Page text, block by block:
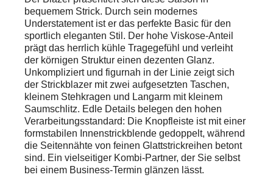
bequemem Strick. Durch sein modernes
Understatement ist er das perfekte Basic für den
sportlich eleganten Stil. Der hohe Viskose-Anteil
prägt das herrlich kühle Tragegefühl und verleiht
der körnigen Struktur einen dezenten Glanz.
Unkompliziert und figurnah in der Linie zeigt sich
der Strickblazer mit zwei aufgesetzten Taschen,
kleinem Stehkragen und Langarm mit kleinem
Saumschlitz. Edle Details belegen den hohen
Verarbeitungsstandard: Die Knopfleiste ist mit einer
formstabilen Innenstrickblende gedoppelt, während
die Seitennähte von feinen Glattstrickreihen betont
sind. Ein vielseitiger Kombi-Partner, der Sie selbst
bei einem Business-Termin glänzen lässt.